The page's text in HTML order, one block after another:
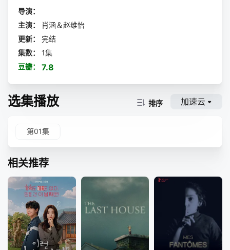
导演：
主演：
肖涵＆赵维怡
更新：
完结
集数：
1集
豆瓣：
7.8
选集播放 排序 加速云
第01集
相关推荐